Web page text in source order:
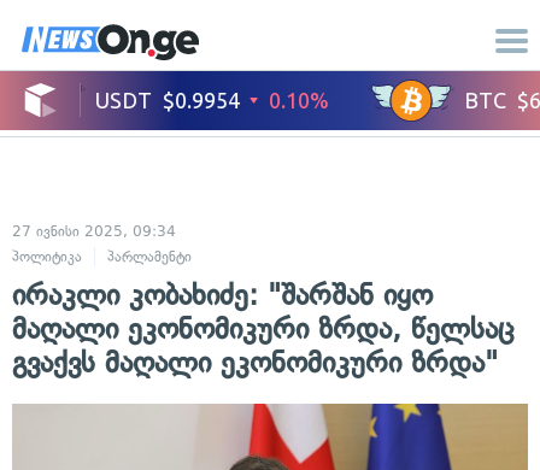
27 ივნისი 2025, 09:34
პოლიტიკა
პარლამენტი
ირაკლი კობახიძე: "შარშან იყო
მაღალი ეკონომიკური ზრდა, წელსაც
გვაქვს მაღალი ეკონომიკური ზრდა"